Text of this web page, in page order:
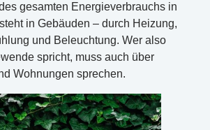
gesamten Energieverbrauchs in
in Gebäuden – durch Heizung,
und Beleuchtung. Wer also
spricht, muss auch über
Wohnungen sprechen.